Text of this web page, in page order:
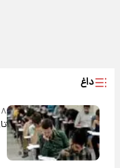
داغ
۸ ساعت پیش